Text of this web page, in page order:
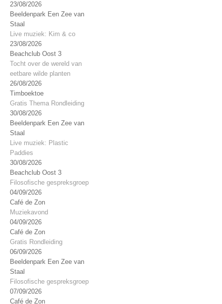
23/08/2026
Beeldenpark Een Zee van
Staal
Live muziek: Kim & co
23/08/2026
Beachclub Oost 3
Tocht over de wereld van
eetbare wilde planten
26/08/2026
Timboektoe
Gratis Thema Rondleiding
30/08/2026
Beeldenpark Een Zee van
Staal
Live muziek: Plastic
Paddies
30/08/2026
Beachclub Oost 3
Filosofische gespreksgroep
04/09/2026
Café de Zon
Muziekavond
04/09/2026
Café de Zon
Gratis Rondleiding
06/09/2026
Beeldenpark Een Zee van
Staal
Filosofische gespreksgroep
07/09/2026
Café de Zon